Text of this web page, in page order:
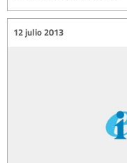
12 julio 2013